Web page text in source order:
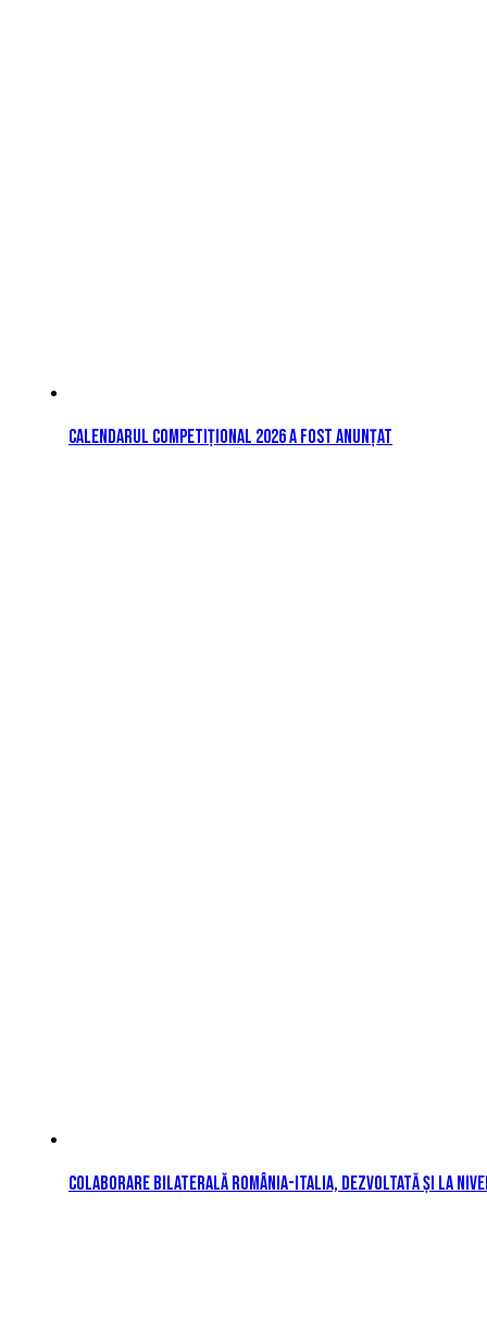
Calendarul competițional 2026 a fost anunțat
Colaborare bilaterală România-Italia, dezvoltată și la